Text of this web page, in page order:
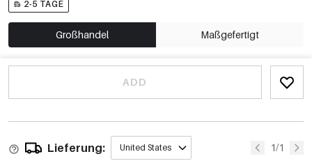
2-5 TAGE
Großhandel Maßgefertigt
ADD
Lieferung: United States 1/1